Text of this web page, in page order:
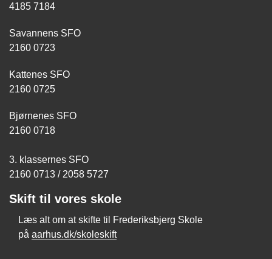
4185 7184
Savannens SFO
2160 0723
Kattenes SFO
2160 0725
Bjørnenes SFO
2160 0718
3. klassernes SFO
2160 0713 / 2058 5727
Skift til vores skole
Læs alt om at skifte til Frederiksbjerg Skole
på aarhus.dk/skoleskift